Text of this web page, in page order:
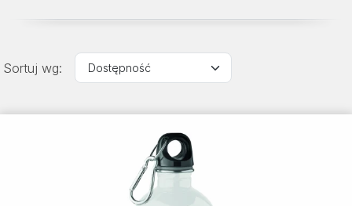
Sortuj wg: